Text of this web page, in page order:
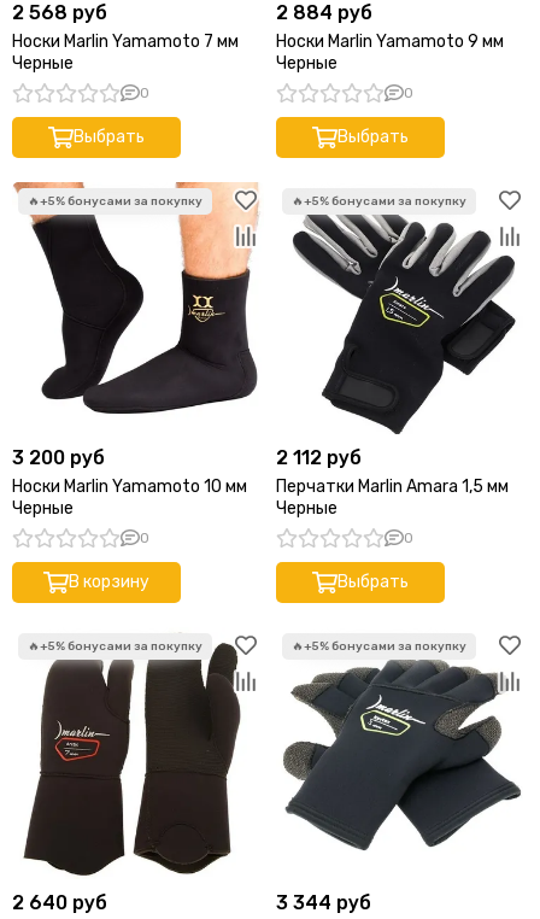
2 568 руб
Носки Marlin Yamamoto 7 мм
Черные
0
Выбрать
2 884 руб
Носки Marlin Yamamoto 9 мм
Черные
0
Выбрать
3 200 руб
Носки Marlin Yamamoto 10 мм
Черные
0
В корзину
2 112 руб
Перчатки Marlin Amara 1,5 мм
Черные
0
Выбрать
2 640 руб 3 344 руб